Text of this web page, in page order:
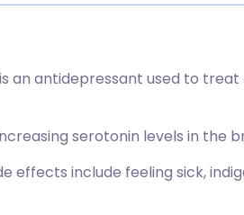
कॉपी करें
an antidepressant used to treat
serotonin levels in the
effects include feeling sick,